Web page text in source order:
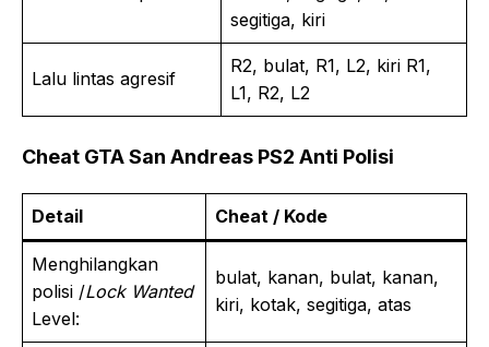
segitiga, kiri
Lalu lintas agresif
R2, bulat, R1, L2, kiri R1,
L1, R2, L2
Cheat GTA San Andreas PS2 Anti Polisi
Detail Cheat / Kode
Menghilangkan
polisi /Lock Wanted
Level:
bulat, kanan, bulat, kanan,
kiri, kotak, segitiga, atas